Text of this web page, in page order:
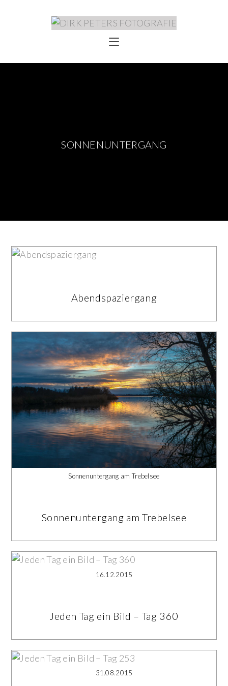
SONNENUNTERGANG
Abendspaziergang
Sonnenuntergang am Trebelsee
Sonnenuntergang am Trebelsee
16.12.2015
Jeden Tag ein Bild – Tag 360
31.08.2015